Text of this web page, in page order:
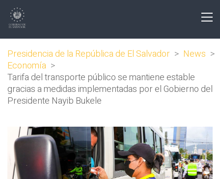
Presidencia de la República de El Salvador > News >
Economía >
Tarifa del transporte público se mantiene estable
gracias a medidas implementadas por el Gobierno del
Presidente Nayib Bukele